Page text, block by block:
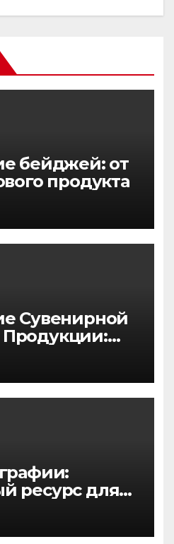
бейджей: от
продукта
Сувенирной
ресурс для
брендинга и